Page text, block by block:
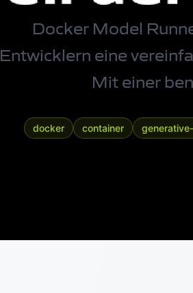
Docker Model
Entwicklern eine
Mit einer
docker container